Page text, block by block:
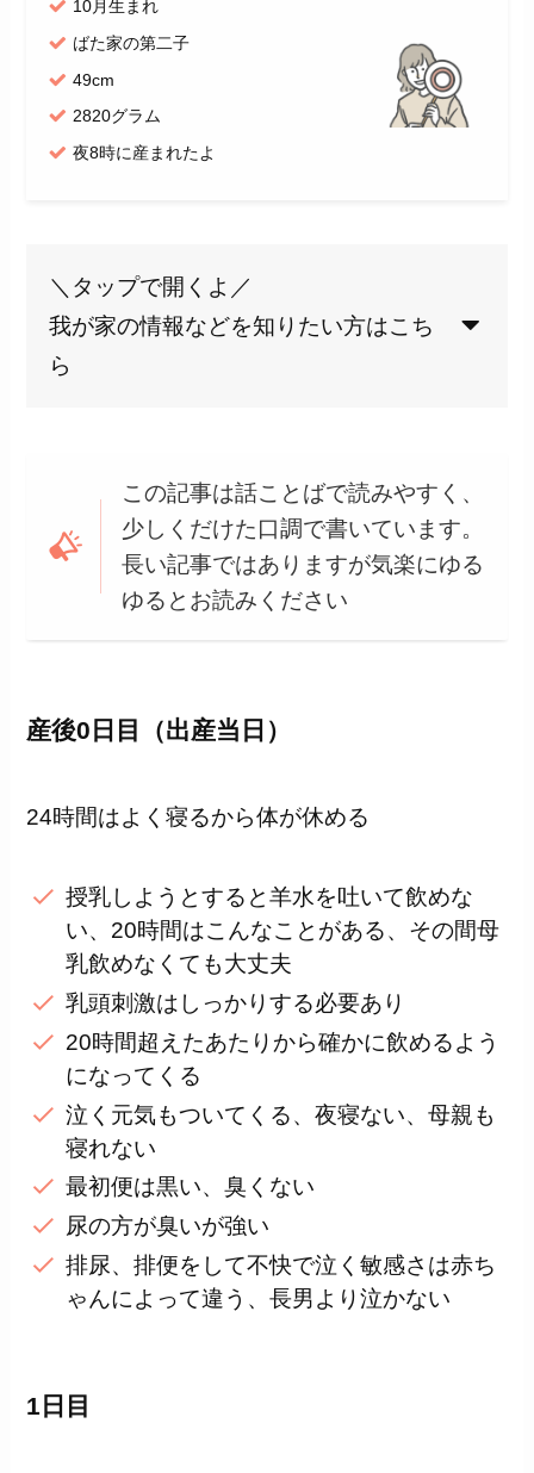
10月生まれ
ばた家の第二子
49cm
2820グラム
夜8時に産まれたよ
＼タップで開くよ／
我が家の情報などを知りたい方はこち
ら
この記事は話ことばで読みやすく、
少しくだけた口調で書いています。
長い記事ではありますが気楽にゆる
ゆるとお読みください
産後0日目（出産当日）
24時間はよく寝るから体が休める
授乳しようとすると羊水を吐いて飲めな
い、20時間はこんなことがある、その間母
乳飲めなくても大丈夫
乳頭刺激はしっかりする必要あり
20時間超えたあたりから確かに飲めるよう
になってくる
泣く元気もついてくる、夜寝ない、母親も
寝れない
最初便は黒い、臭くない
尿の方が臭いが強い
排尿、排便をして不快で泣く敏感さは赤ち
ゃんによって違う、長男より泣かない
1日目